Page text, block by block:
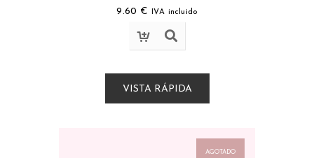
9.60 € IVA incluido
VISTA RÁPIDA
AGOTADO